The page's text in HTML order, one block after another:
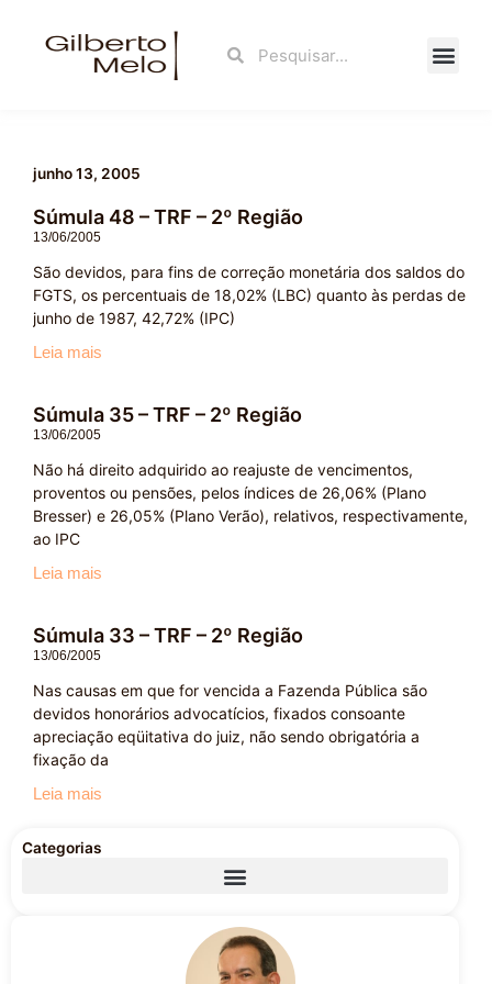
Search
junho 13, 2005
Súmula 48 – TRF – 2º Região
13/06/2005
São devidos, para fins de correção monetária dos saldos do
FGTS, os percentuais de 18,02% (LBC) quanto às perdas de
junho de 1987, 42,72% (IPC)
Leia mais
Súmula 35 – TRF – 2º Região
13/06/2005
Não há direito adquirido ao reajuste de vencimentos,
proventos ou pensões, pelos índices de 26,06% (Plano
Bresser) e 26,05% (Plano Verão), relativos, respectivamente,
ao IPC
Leia mais
Súmula 33 – TRF – 2º Região
13/06/2005
Nas causas em que for vencida a Fazenda Pública são
devidos honorários advocatícios, fixados consoante
apreciação eqüitativa do juiz, não sendo obrigatória a
fixação da
Leia mais
Categorias